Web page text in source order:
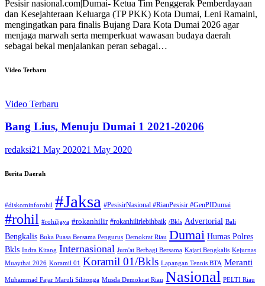
Pesisir nasional.com|Dumai- Ketua Tim Penggerak Pemberdayaan
dan Kesejahteraan Keluarga (TP PKK) Kota Dumai, Leni Ramaini,
mengingatkan para finalis Bujang Dara Kota Dumai 2026 agar
menjaga marwah serta memperkuat wawasan budaya daerah
sebagai bekal menjalankan peran sebagai…
Video Terbaru
Video Terbaru
Bang Lius, Menuju Dumai 1 2021-20206
redaksi21 May 202021 May 2020
Berita Daerah
#diskominforohil #Jaksa #PesisirNasional #RiauPesisir #GenPIDumai
#rohil #rohiljaya #rokanhilir #rokanhilirlebihbaik /Bkls Advertorial Bali
Bengkalis Buka Puasa Bersama Pengurus Demokrat Riau Dumai Humas Polres
Bkls Indra Kitang Internasional Jum'at Berbagi Bersama Kajari Bengkalis Kejurnas
Muaythai 2026 Koramil 01 Koramil 01/Bkls Lapangan Tennis BTA Meranti
Muhammad Fajar Maruli Silitonga Musda Demokrat Riau Nasional PELTI Riau